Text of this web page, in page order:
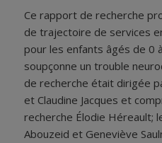
Ce rapport de recherche
de trajectoire de services
pour les enfants âgés de 0
soupçonne un trouble
de recherche était dirigée
et Claudine Jacques et
recherche Élodie Héreault;
Abouzeid et Geneviève